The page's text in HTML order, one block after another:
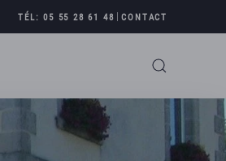
TÉL: 05 55 28 61 48 |CONTACT